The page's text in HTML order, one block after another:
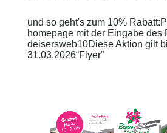
und so geht's zum 10%
homepage mit der Eingabe des
deisersweb10Diese Aktion gilt
31.03.2026“Flyer”